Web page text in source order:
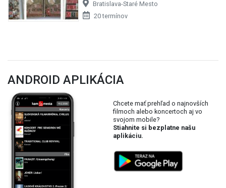
Bratislava-Staré Mesto
20 termínov
ANDROID APLIKÁCIA
Chcete mať prehľad o najnovších
filmoch alebo koncertoch aj vo
svojom mobile?
Stiahnite si bezplatne našu
aplikáciu.